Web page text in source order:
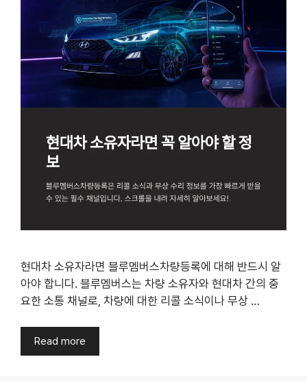
현대차 소유자라면 블루멤버스차량등록에 대해 반드시 알
아야 합니다. 블루멤버스는 차량 소유자와 현대차 간의 중
요한 소통 채널로, 차량에 대한 리콜 소식이나 무상 …
Read more